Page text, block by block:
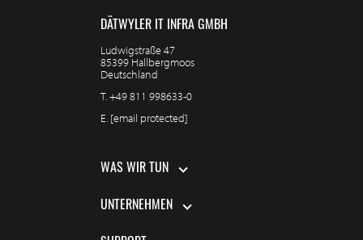
DÄTWYLER IT INFRA GMBH
Ludwigstraße 47
85399 Hallbergmoos
Deutschland
T.+49 811 998633-0
E. [email protected]
WAS WIR TUN
UNTERNEHMEN